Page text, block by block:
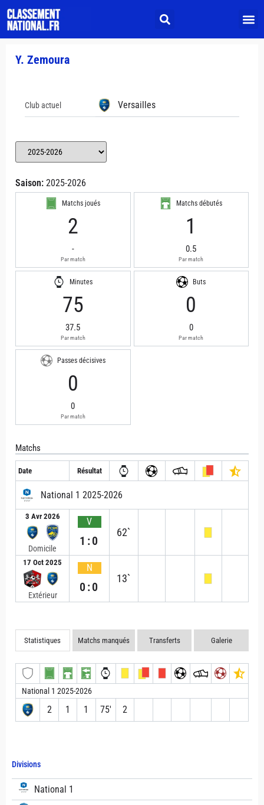
Divisions
National 1
Y. Zemoura
Club actuel Versailles
Saison: 2025-2026
Matchs joués
2
-
Par match
Matchs débutés
1
0.5
Par match
Minutes
75
37.5
Par match
Buts
0
0
Par match
Passes décisives
0
0
Par match
Matchs
Date Résultat
National 1 2025-2026
3 Avr 2026
Domicile
V
1:0
62`
17 Oct 2025
Extérieur
N
0:0
13`
Statistiques Matchs manqués Transferts Galerie
National 1 2025-2026
2 1 1 75′ 2